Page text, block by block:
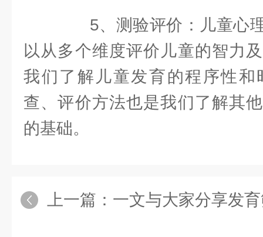
5、测验评价：儿童心理
以从多个维度评价儿童的智力
我们了解儿童发育的程序性和
查、评价方法也是我们了解其
的基础。
上一篇： 一文与大家分享发育